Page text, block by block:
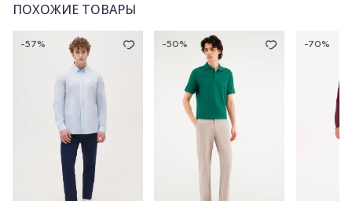
ПОХОЖИЕ ТОВАРЫ
-57% -50% -70%